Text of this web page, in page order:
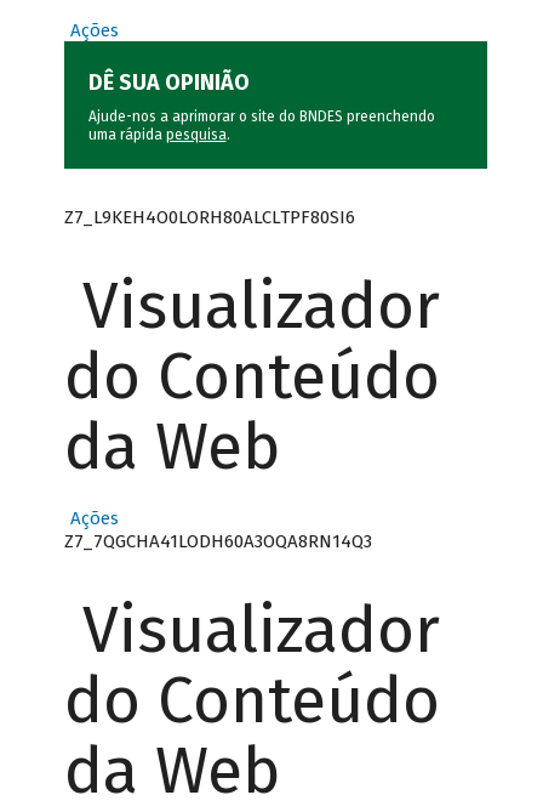
Ações
DÊ SUA OPINIÃO
Ajude-nos a aprimorar o site do BNDES preenchendo
uma rápida pesquisa.
Z7_L9KEH4O0LORH80ALCLTPF80SI6
Visualizador
do Conteúdo
da Web
Ações
Z7_7QGCHA41LODH60A3OQA8RN14Q3
Visualizador
do Conteúdo
da Web